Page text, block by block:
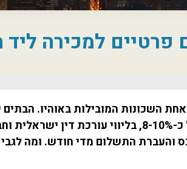
למכירה ליד
השכונות המובילות באוהיו.
מושכרים ומייצרים תשואה שנתית של כ-8-10%, בליווי עורכת דין
התשלום מדי חודש. ומה